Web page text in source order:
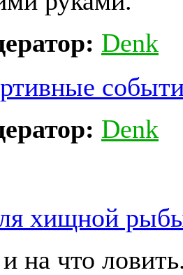
Denk
Denk
хищной
на что